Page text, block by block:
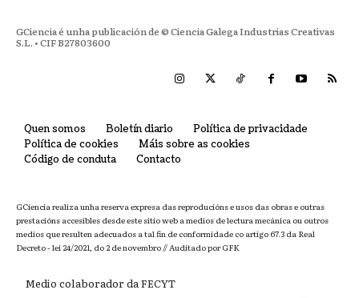
GCiencia é unha publicación de © Ciencia Galega Industrias Creativas
S.L. • CIF B27803600
Quen somos Boletín diario
Política de privacidade
Política de cookies
Máis sobre as cookies
Código de conduta
Contacto
GCiencia realiza unha reserva expresa das reproducións e usos das obras e outras
prestacións accesibles desde este sitio web a medios de lectura mecánica ou outros
medios que resulten adecuados a tal fin de conformidade co artigo 67.3 da Real
Decreto - lei 24/2021, do 2 de novembro // Auditado por GFK
Medio colaborador da FECYT